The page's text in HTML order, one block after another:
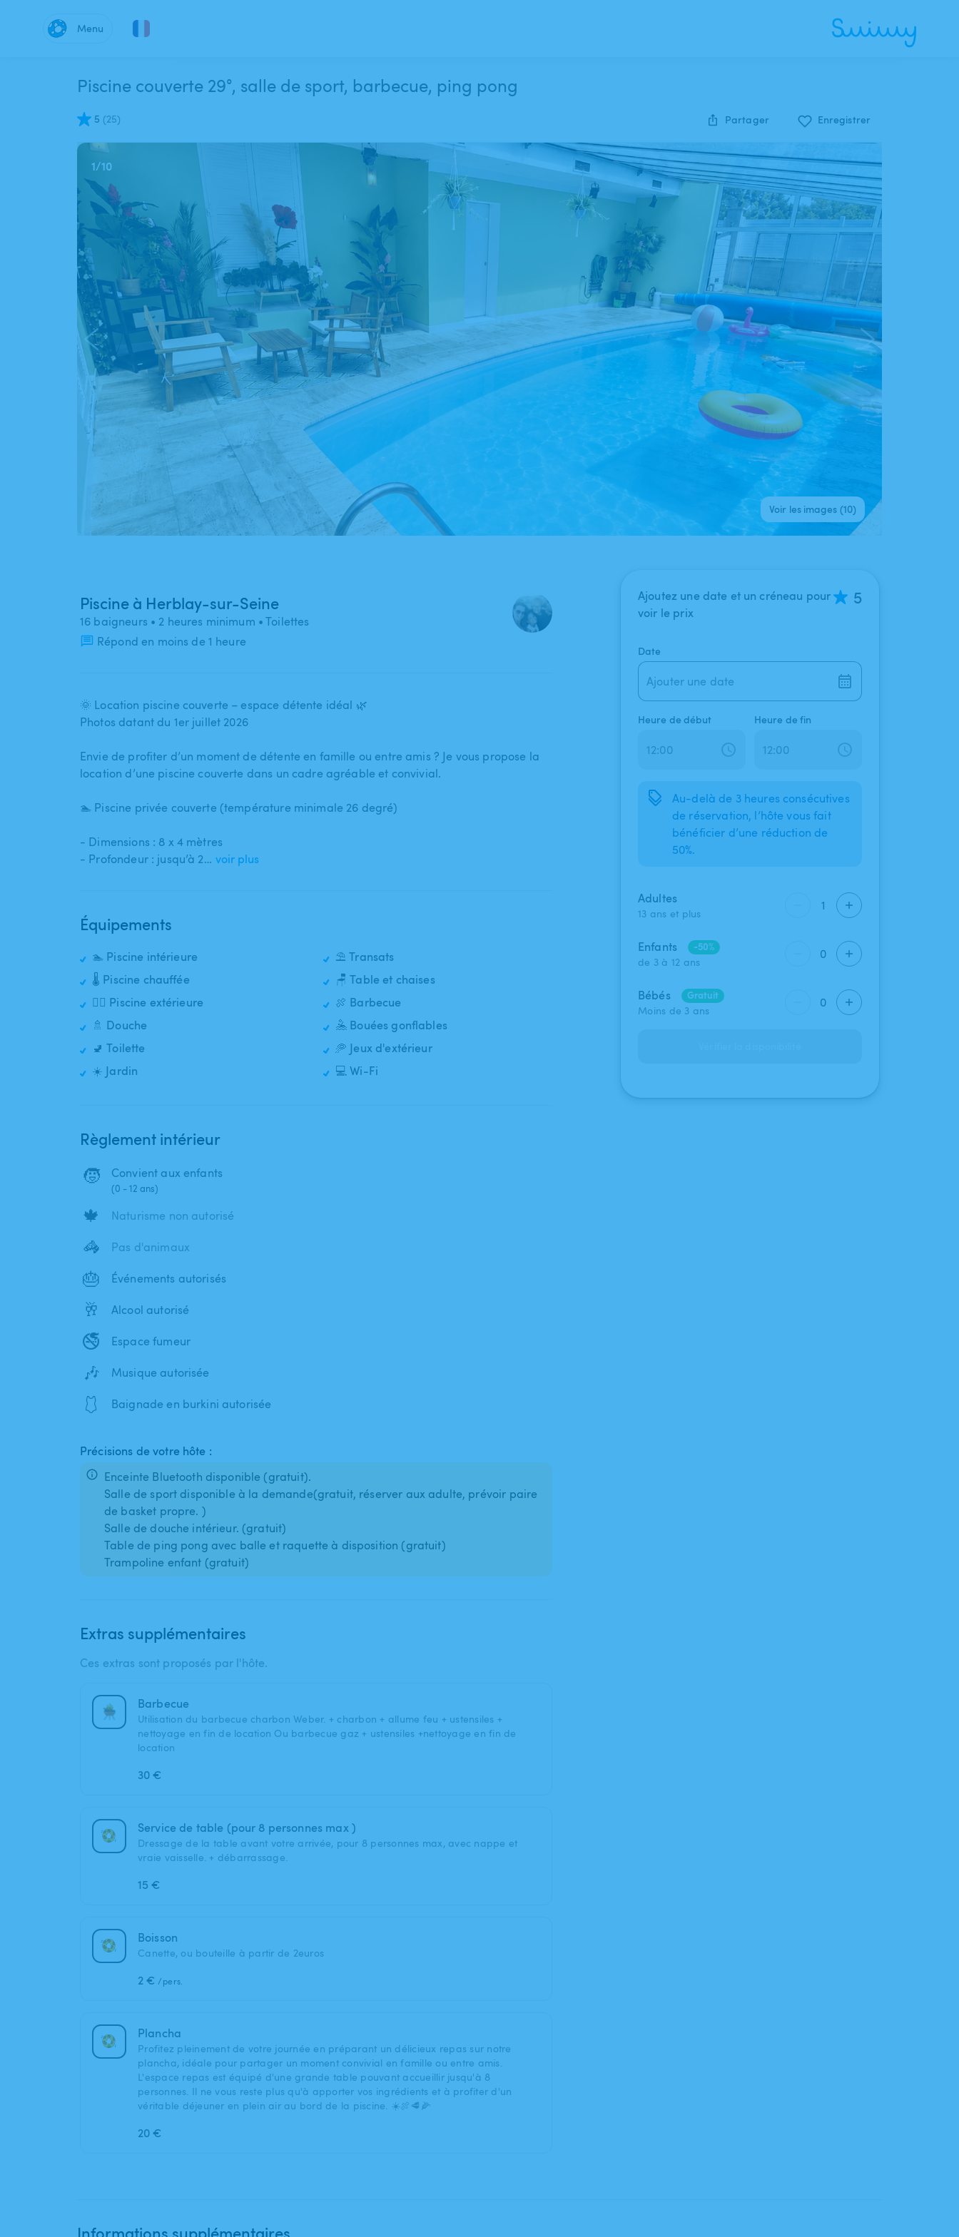
Menu
Piscine couverte 29°, salle de sport, barbecue, ping pong
5 (25) Partager Enregistrer
1/10
Voir les images (10)
Piscine à Herblay-sur-Seine
16 baigneurs • 2 heures minimum • Toilettes
Répond en moins de 1 heure
🌞 Location piscine couverte – espace détente idéal 🌿
Photos datant du 1er juillet 2026
Envie de profiter d’un moment de détente en famille ou entre amis ? Je vous propose la
location d’une piscine couverte dans un cadre agréable et convivial.
🏊 Piscine privée couverte (température minimale 26 degré)
- Dimensions : 8 x 4 mètres
- Profondeur : jusqu’à 2… voir plus
Équipements
🏊 Piscine intérieure
🌡️ Piscine chauffée
🏊‍♂️ Piscine extérieure
🚿 Douche
🚽 Toilette
☀️ Jardin
⛱️ Transats
🪑 Table et chaises
🍖 Barbecue
🤽 Bouées gonflables
🥏 Jeux d'extérieur
💻 Wi-Fi
Règlement intérieur
🧒 Convient aux enfants
(0 - 12 ans)
🍁 Naturisme non autorisé
🦓 Pas d'animaux
🎂 Événements autorisés
🥂 Alcool autorisé
🚭 Espace fumeur
🎶 Musique autorisée
🩱 Baignade en burkini autorisée
Précisions de votre hôte :
Enceinte Bluetooth disponible (gratuit).
Salle de sport disponible à la demande(gratuit, réserver aux adulte, prévoir paire
de basket propre. )
Salle de douche intérieur. (gratuit)
Table de ping pong avec balle et raquette à disposition (gratuit)
Trampoline enfant (gratuit)
Extras supplémentaires
Ces extras sont proposés par l'hôte.
Barbecue
Utilisation du barbecue charbon Weber. + charbon + allume feu + ustensiles +
nettoyage en fin de location Ou barbecue gaz + ustensiles +nettoyage en fin de
location
30 €
Service de table (pour 8 personnes max )
Dressage de la table avant votre arrivée, pour 8 personnes max, avec nappe et
vraie vaisselle. + débarrassage.
15 €
Boisson
Canette, ou bouteille à partir de 2euros
2 € /pers.
Plancha
Profitez pleinement de votre journée en préparant un délicieux repas sur notre
plancha, idéale pour partager un moment convivial en famille ou entre amis.
L'espace repas est équipé d'une grande table pouvant accueillir jusqu'à 8
personnes. Il ne vous reste plus qu'à apporter vos ingrédients et à profiter d'un
véritable déjeuner en plein air au bord de la piscine. ☀️🍖🥩🌽
20 €
Ajoutez une date et un créneau pour
voir le prix
5
Date
Ajouter une date
Heure de début Heure de fin
Au-delà de 3 heures consécutives
de réservation, l’hôte vous fait
bénéficier d’une réduction de
50%.
Adultes
13 ans et plus
1
Enfants
-50%
de 3 à 12 ans
0
Bébés
Gratuit
Moins de 3 ans
0